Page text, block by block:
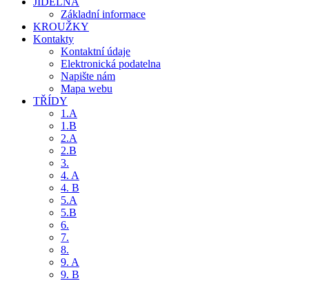
Základní informace
KROUŽKY
Kontakty
Kontaktní údaje
Elektronická podatelna
Napište nám
Mapa webu
TŘÍDY
1.A
1.B
2.A
2.B
3.
4. A
4. B
5.A
5.B
6.
7.
8.
9. A
9. B